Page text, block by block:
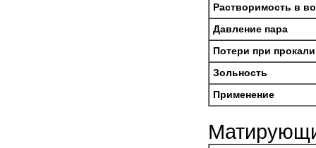
Растворимость в
Давление пара
Потери при
Зольность
Применение